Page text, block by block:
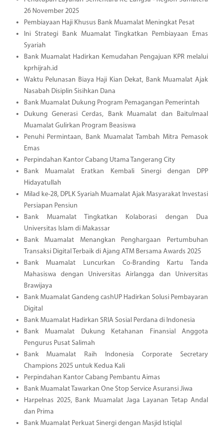
26 November 2025
Pembiayaan Haji Khusus Bank Muamalat Meningkat Pesat
Ini Strategi Bank Muamalat Tingkatkan Pembiayaan Emas
Syariah
Bank Muamalat Hadirkan Kemudahan Pengajuan KPR melalui
kprhijrah.id
Waktu Pelunasan Biaya Haji Kian Dekat, Bank Muamalat Ajak
Nasabah Disiplin Sisihkan Dana
Bank Muamalat Dukung Program Pemagangan Pemerintah
Dukung Generasi Cerdas, Bank Muamalat dan Baitulmaal
Muamalat Gulirkan Program Beasiswa
Penuhi Permintaan, Bank Muamalat Tambah Mitra Pemasok
Emas
Perpindahan Kantor Cabang Utama Tangerang City
Bank Muamalat Eratkan Kembali Sinergi dengan DPP
Hidayatullah
Milad ke-28, DPLK Syariah Muamalat Ajak Masyarakat Investasi
Persiapan Pensiun
Bank Muamalat Tingkatkan Kolaborasi dengan Dua
Universitas Islam di Makassar
Bank Muamalat Menangkan Penghargaan Pertumbuhan
Transaksi Digital Terbaik di Ajang ATM Bersama Awards 2025
Bank Muamalat Luncurkan Co-Branding Kartu Tanda
Mahasiswa dengan Universitas Airlangga dan Universitas
Brawijaya
Bank Muamalat Gandeng cashUP Hadirkan Solusi Pembayaran
Digital
Bank Muamalat Hadirkan SRIA Sosial Perdana di Indonesia
Bank Muamalat Dukung Ketahanan Finansial Anggota
Pengurus Pusat Salimah
Bank Muamalat Raih Indonesia Corporate Secretary
Champions 2025 untuk Kedua Kali
Perpindahan Kantor Cabang Pembantu Aimas
Bank Muamalat Tawarkan One Stop Service Asuransi Jiwa
Harpelnas 2025, Bank Muamalat Jaga Layanan Tetap Andal
dan Prima
Bank Muamalat Perkuat Sinergi dengan Masjid Istiqlal